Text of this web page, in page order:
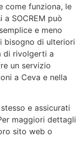
come funziona, le
SOCREM può
e meno
bisogno di ulteriori
di rivolgerti a
un servizio
a Ceva e nella
e assicurati
maggiori dettagli
sito web o